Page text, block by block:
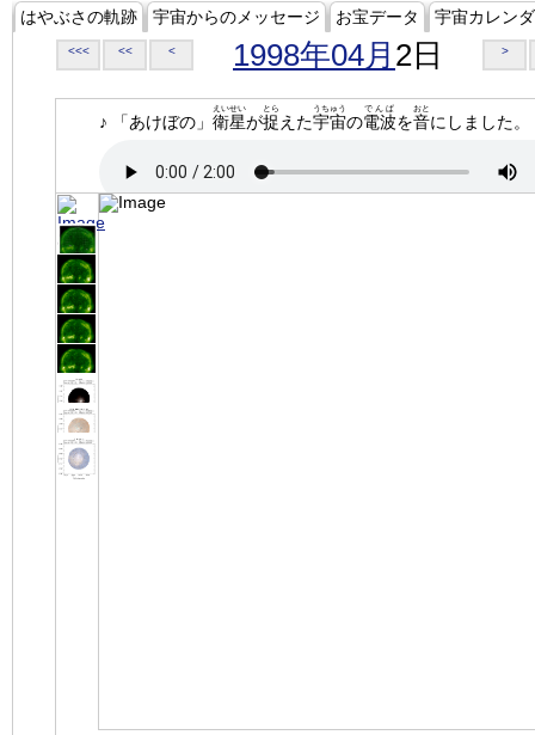
はやぶさの軌跡 宇宙からのメッセージ お宝データ 宇宙カレン
<<< << < 1998年04月 2日 >
♪ 「あけぼの」 衛星
えいせい
が捉
とら
えた宇宙
うちゅう
の電波
でんぱ
を音
おと
にしました。